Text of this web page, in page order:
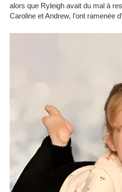
alors que Ryleigh avait du mal à
Caroline et Andrew, l’ont ramenée